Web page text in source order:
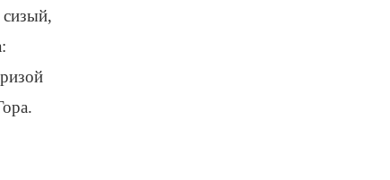
сизый,